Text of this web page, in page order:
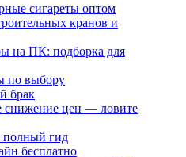
сигареты оптом
кранов и
на ПК: подборка для
по выбору
брак
снижение цен — ловите
гид
бесплатно